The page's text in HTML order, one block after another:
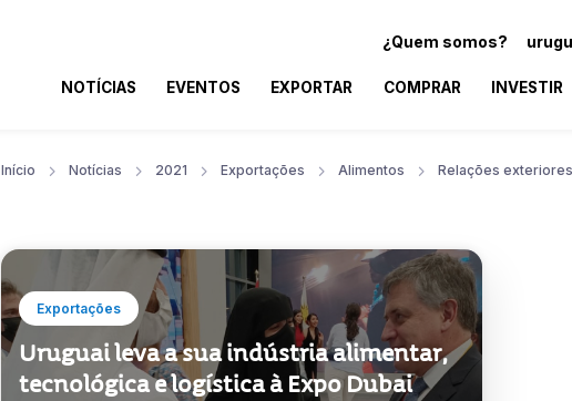
¿Quem somos?
NOTÍCIAS EVENTOS EXPORTAR COMPRAR INVESTIR
Início Notícias 2021 Exportações Alimentos Relações exteriores
Exportações
Uruguai leva a sua indústria alimentar,
tecnológica e logística à Expo Dubai